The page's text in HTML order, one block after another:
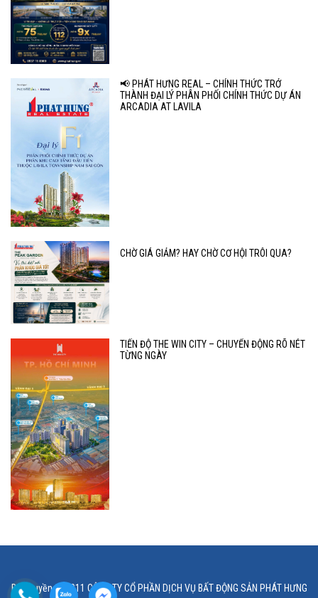
📢 PHÁT HƯNG REAL – CHÍNH THỨC TRỞ
THÀNH ĐẠI LÝ PHÂN PHỐI CHÍNH THỨC DỰ ÁN
ARCADIA AT LAVILA
CHỜ GIÁ GIẢM? HAY CHỜ CƠ HỘI TRÔI QUA?
TIẾN ĐỘ THE WIN CITY – CHUYỂN ĐỘNG RÕ NÉT
TỪNG NGÀY
Bản quyền © 2011 CÔNG TY CỔ PHẦN DỊCH VỤ BẤT ĐỘNG SẢN PHÁT HƯNG